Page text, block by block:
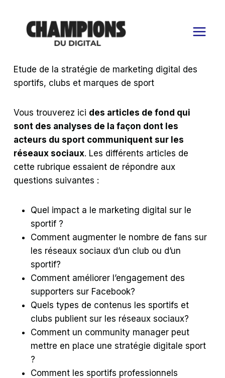
contenu
Etude de la stratégie de marketing digital des
sportifs, clubs et marques de sport
Vous trouverez ici des articles de fond qui
sont des analyses de la façon dont les
acteurs du sport communiquent sur les
réseaux sociaux. Les différents articles de
cette rubrique essaient de répondre aux
questions suivantes :
Quel impact a le marketing digital sur le
sportif ?
Comment augmenter le nombre de fans sur
les réseaux sociaux d’un club ou d’un
sportif?
Comment améliorer l’engagement des
supporters sur Facebook?
Quels types de contenus les sportifs et
clubs publient sur les réseaux sociaux?
Comment un community manager peut
mettre en place une stratégie digitale sport
?
Comment les sportifs professionnels